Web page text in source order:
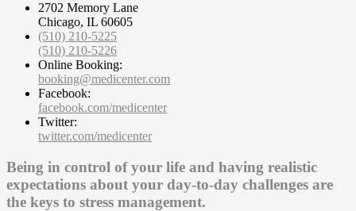
2702 Memory Lane
Chicago, IL 60605
(510) 210-5225
(510) 210-5226
Online Booking:
booking@medicenter.com
Facebook:
facebook.com/medicenter
Twitter:
twitter.com/medicenter
Being in control of your life and having realistic
expectations about your day-to-day challenges are
the keys to stress management.